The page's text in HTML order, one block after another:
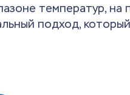
температур, на
подход,